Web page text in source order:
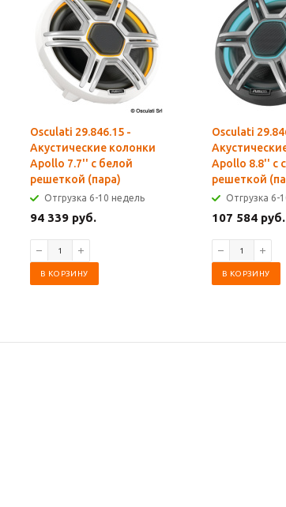
Osculati 29.846.15 -
Акустические колонки
Apollo 7.7'' с белой
решеткой (пара)
Отгрузка 6-10 недель
94 339 руб.
В КОРЗИНУ
Osculati
Apollo 8.8'' с
решеткой
Отгрузка 6-
107 584 руб.
В КОРЗИНУ